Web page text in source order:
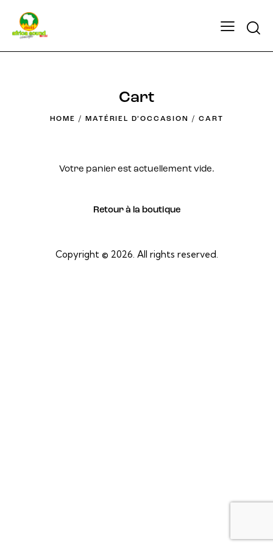
Cart
HOME MATÉRIEL D’OCCASION CART
Votre panier est actuellement vide.
Retour à la boutique
Copyright © 2026. All rights reserved.